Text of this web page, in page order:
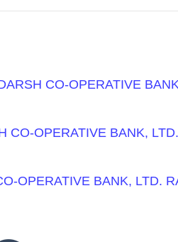
- ADARSH CO-OPERATIVE
CO-OPERATIVE
CO-OPERATIVE BANK,